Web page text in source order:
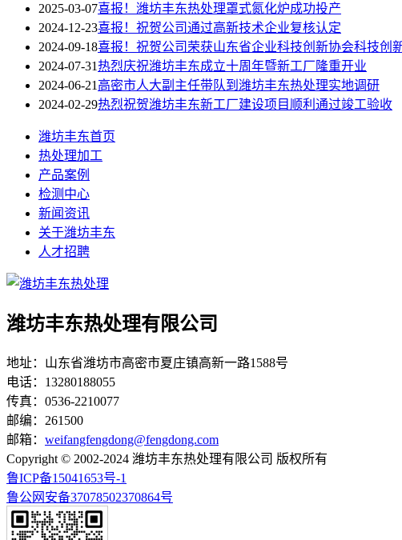
2025-03-07喜报！潍坊丰东热处理罩式氮化炉成功投产
2024-12-23喜报！祝贺公司通过高新技术企业复核认定
2024-09-18喜报！祝贺公司荣获山东省企业科技创新协会科技创
2024-07-31热烈庆祝潍坊丰东成立十周年暨新工厂隆重开业
2024-06-21 高密市人大副主任带队到潍坊丰东热处理实地调研
2024-02-29热烈祝贺潍坊丰东新工厂建设项目顺利通过竣工验收
潍坊丰东首页
热处理加工
产品案例
检测中心
新闻资讯
关于潍坊丰东
人才招聘
潍坊丰东热处理有限公司
地址：山东省潍坊市高密市夏庄镇高新一路1588号
电话：13280188055
传真：0536-2210077
邮编：261500
邮箱： weifangfengdong@fengdong.com
Copyright © 2002-2024 潍坊丰东热处理有限公司 版权所有
鲁ICP备15041653号-1
鲁公网安备37078502370864号